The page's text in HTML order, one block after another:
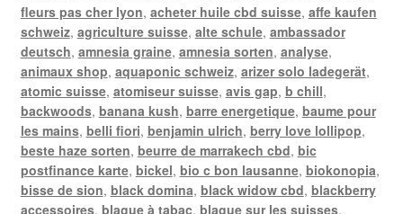
fleurs pas cher lyon, acheter huile cbd suisse, affe kaufen
schweiz, agriculture suisse, alte schule, ambassador
deutsch, amnesia graine, amnesia sorten, analyse,
animaux shop, aquaponic schweiz, arizer solo ladegerät,
atomic suisse, atomiseur suisse, avis gap, b chill,
backwoods, banana kush, barre energetique, baume pour
les mains, belli fiori, benjamin ulrich, berry love lollipop,
beste haze sorten, beurre de marrakech cbd, bic
postfinance karte, bickel, bio c bon lausanne, biokonopia,
bisse de sion, black domina, black widow cbd, blackberry
accessoires, blague à tabac, blague sur les suisses,